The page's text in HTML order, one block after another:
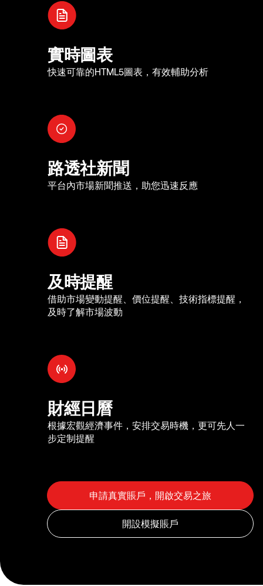
實時圖表
快速可靠的HTML5圖表，有效輔助分析
路透社新聞
平台內市場新聞推送，助您迅速反應
及時提醒
借助市場變動提醒、價位提醒、技術指標提醒，
及時了解市場波動
財經日曆
根據宏觀經濟事件，安排交易時機，更可先人一
步定制提醒